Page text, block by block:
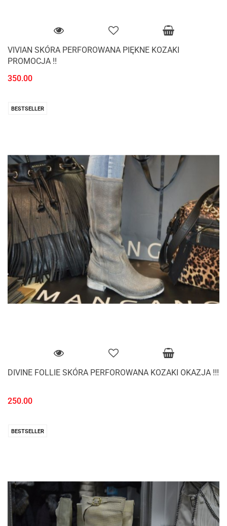
VIVIAN SKÓRA PERFOROWANA PIĘKNE KOZAKI
PROMOCJA !!
350.00
BESTSELLER
DIVINE FOLLIE SKÓRA PERFOROWANA KOZAKI OKAZJA !!!
250.00
BESTSELLER